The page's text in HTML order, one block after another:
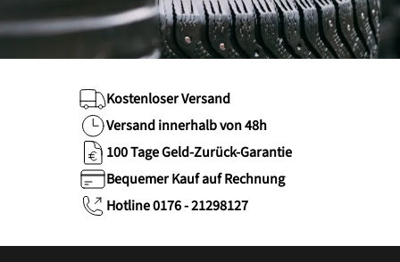
Kostenloser Versand
Versand innerhalb von 48h
100 Tage Geld-Zurück-Garantie
Bequemer Kauf auf Rechnung
Hotline 0176 - 21298127